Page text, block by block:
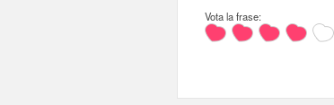
Vota la frase: